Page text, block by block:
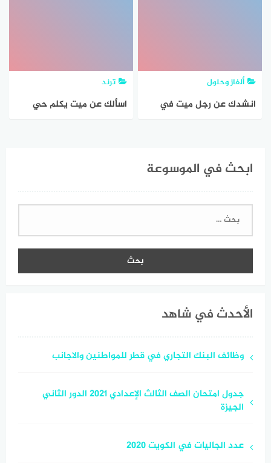
ألغاز وحلول
انشدك عن رجل ميت في
ترند
اسألك عن ميت يكلم حي
ابحث في الموسوعة
البحث
الأحدث في شاهد
وظائف البنك التجاري في قطر للمواطنين والاجانب
جدول امتحان الصف الثالث الإعدادي 2021 الدور الثاني
الجيزة
عدد الجاليات في الكويت 2020